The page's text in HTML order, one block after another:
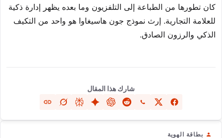
كان تطورها من الطباعة إلى التلفزيون وما بعده يظهر إدارة ذكية
للعلامة التجارية. إرث نموذج جون هاسيغاوا هو واحد من التكيف
الذكي والرزون الصادق.
شارك هذا المقال
بطاقة الهوية